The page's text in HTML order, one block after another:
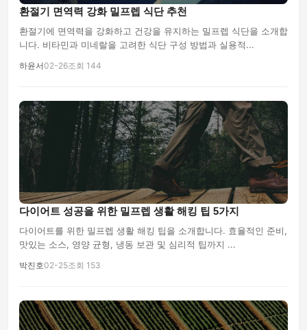
환절기 면역력 강화 밀프렙 식단 추천
환절기에 면역력을 강화하고 건강을 유지하는 밀프렙 식단을 소개합
니다. 비타민과 미네랄을 고려한 식단 구성 방법과 실용적...
하윤서02-26조회 144
다이어트 성공을 위한 밀프렙 생활 해킹 팁 5가지
다이어트를 위한 밀프렙 생활 해킹 팁을 소개합니다. 효율적인 준비,
맛있는 소스, 영양 균형, 냉동 보관 및 심리적 팁까지 ...
박진호02-25조회 153